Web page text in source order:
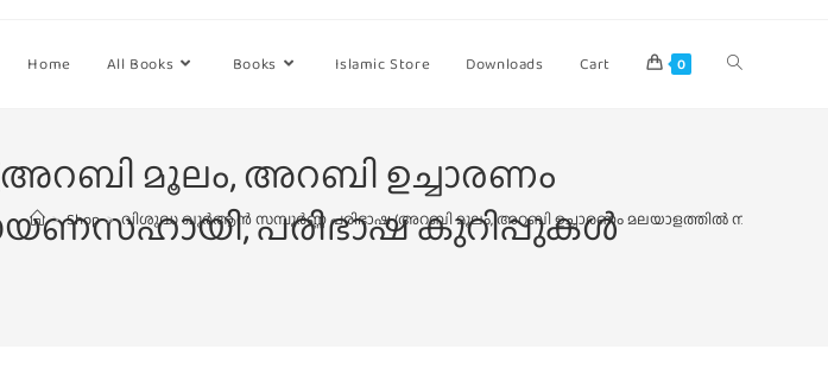
Home All Books Books Islamic Store Downloads Cart 0
മൂലം, അറബി ഉച്ചാരണം
പരിഭാഷ കുറിപ്പുകൾ
> Shop > വിശുദ്ധ ഖുർആൻ സമ്പൂർണ്ണ പരിഭാഷ (അറബി മൂലം, അറബി ഉച്ചാരണം മലയാളത്തിൽ